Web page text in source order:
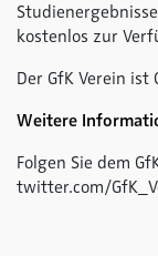
kostenlos zur
Der GfK Verein ist
Weitere
Folgen Sie dem
twitter.com/